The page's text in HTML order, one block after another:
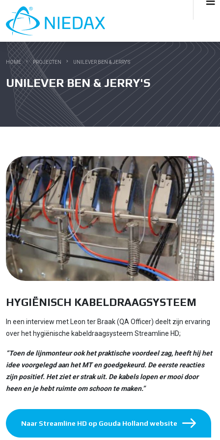
HOME PROJECTEN UNILEVER BEN & JERRY'S
UNILEVER BEN & JERRY'S
HYGIËNISCH KABELDRAAGSYSTEEM
In een interview met Leon ter Braak (QA Officer) deelt zijn ervaring
over het hygiënische kabeldraagsysteem Streamline HD;
“Toen de lijnmonteur ook het praktische voordeel zag, heeft hij het
idee voorgelegd aan het MT en goedgekeurd. De eerste reacties
zijn positief. Het zieter strak uit. De kabels lopen er mooi door
heen en je hebt ruimte om schoon te maken.”
Naar Streamline HD op Gouda Holland website